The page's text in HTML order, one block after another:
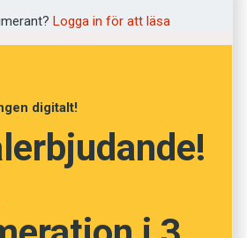
somjag spottar till
som bildats till engelskans
dansens språk av olika
är bland annat baserade på
Logga in för att läsa
digitalt!